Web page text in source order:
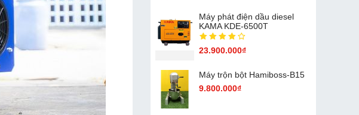
Máy phát điện dầu diesel
KAMA KDE-6500T
23.900.000₫
Máy trộn bột Hamiboss-B15
9.800.000₫